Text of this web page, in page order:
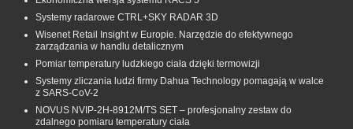
Systemy radarowe CTRL+SKY RADAR 3D
Wisenet Retail Insight w Europie. Narzędzie do efektywnego
zarządzania w handlu detalicznym
Pomiar temperatury ludzkiego ciała dzięki termowizji
Systemy zliczania ludzi firmy Dahua Technology pomagają w walce
z SARS-CoV-2
NOVUS NVIP-2H-8912M/TS SET – profesjonalny zestaw do
zdalnego pomiaru temperatury ciała